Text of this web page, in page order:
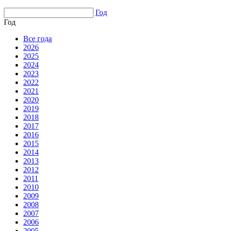
Год
Год
Все года
2026
2025
2024
2023
2022
2021
2020
2019
2018
2017
2016
2015
2014
2013
2012
2011
2010
2009
2008
2007
2006